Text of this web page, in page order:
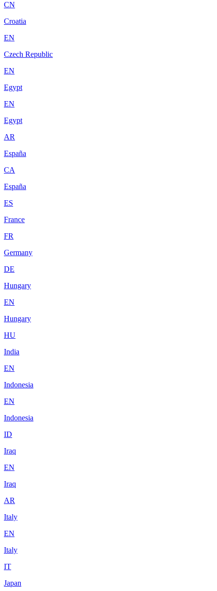
CN
Croatia
EN
Czech Republic
EN
Egypt
EN
Egypt
AR
España
CA
España
ES
France
FR
Germany
DE
Hungary
EN
Hungary
HU
India
EN
Indonesia
EN
Indonesia
ID
Iraq
EN
Iraq
AR
Italy
EN
Italy
IT
Japan